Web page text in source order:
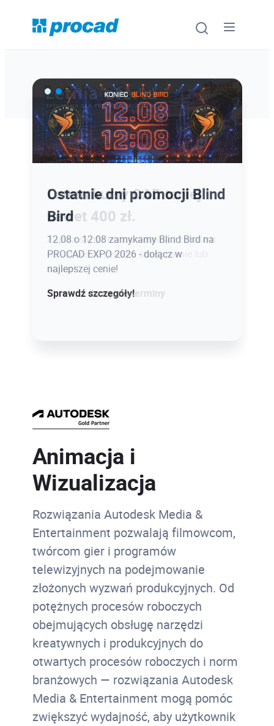
Ostatnie dni promocji Blind
Bird
12.08 o 12:08 zamykamy Blind Bird na
PROCAD EXPO 2026 - dołącz w
najlepszej cenie!
Sprawdź szczegóły!
Latem kursy CAD taniej
nawet 400 zł.
Zapisz się do końca sierpnia z rabatem
na szkolenia otwarte stacjonarnie lub
online!
Sprawdź dostępne terminy
Animacja i
Wizualizacja
Rozwiązania Autodesk Media &
Entertainment pozwalają filmowcom,
twórcom gier i programów
telewizyjnych na podejmowanie
złożonych wyzwań produkcyjnych. Od
potężnych procesów roboczych
obejmujących obsługę narzędzi
kreatywnych i produkcyjnych do
otwartych procesów roboczych i norm
branżowych — rozwiązania Autodesk
Media & Entertainment mogą pomóc
zwiększyć wydajność, aby użytkownik
Oprogramowanie
Szkolenia
Urządzenia i serwis